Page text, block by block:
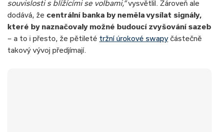
souvislosti s blížícími se volbami,“vysvětlil. Zároveň ale
dodává, že centrální banka by neměla vysílat signály,
které by naznačovaly možné budoucí zvyšování sazeb
– a to i přesto, že pětileté tržní úrokové swapy částečně
takový vývoj předjímají.